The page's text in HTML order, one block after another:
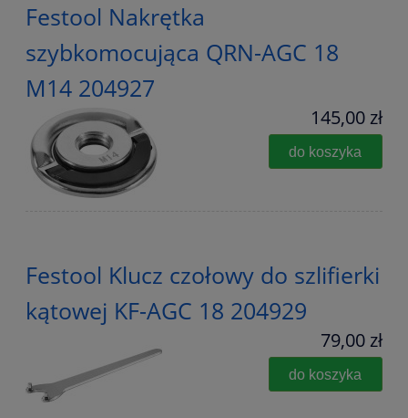
Festool Nakrętka
szybkomocująca QRN-AGC 18
M14 204927
145,00 zł
do koszyka
Festool Klucz czołowy do szlifierki
kątowej KF-AGC 18 204929
79,00 zł
do koszyka